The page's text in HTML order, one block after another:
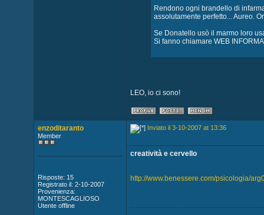
Rendono ogni brandello di
assolutamente perfetto... Aureo.
Se Donatello usò il marmo loro
Si fanno chiamare WEB
LEO, io ci sono!
enzoditaranto
Member
Risposte: 15
Registrato il: 2-10-2007
Provenienza:
MONTESCAGLIOSO
Utente offline
Inviato il 3-10-2007 at 13:36
creatività e cervello
http://www.benessere.com/psicologia/